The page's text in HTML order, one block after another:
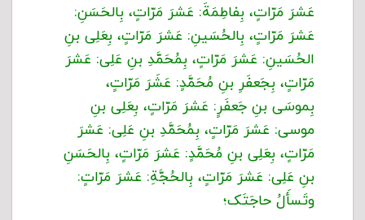
عَشرَ مَرّاتٍ، بِفاطِمَةَ: عَشرَ مَرّاتٍ، بِالحَسَنِ:
عَشرَ مَرّاتٍ، بِالحُسَینِ: عَشرَ مَرّاتٍ، بِعَلِی بنِ
الحُسَینِ: عَشرَ مَرّاتٍ، بِمُحَمَّدِ بنِ عَلِی: عَشرَ
مَرّاتٍ، بِجَعفَرِ بنِ مُحَمَّدٍ: عَشَرَ مَرّاتٍ،
بِموسَى بنِ جَعفَرٍ: عَشرَ مَرّاتٍ، بِعَلِی بنِ
موسى‏: عَشرَ مَرّاتٍ، بِمُحَمَّدِ بنِ عَلِی: عَشرَ
مَرّاتٍ، بِعَلِی بنِ مُحَمَّدٍ: عَشرَ مَرّاتٍ، بِالحَسَنِ
بنِ عَلِی: عَشرَ مَرّاتٍ، بِالحُجَّةِ: عَشرَ مَرّاتٍ:
وتَسأَلُ حاجَتَک؛